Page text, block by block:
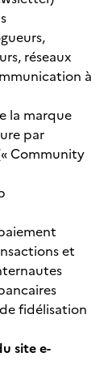
réseaux
à
la marque
par
Community
et
fidélisation
site e-